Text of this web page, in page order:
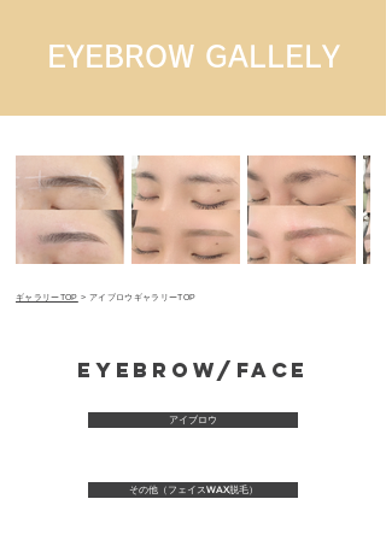
EYEBROW GALLELY
​ギャラリーTOP > アイブロウギャラリーTOP
EYEBROW/Face
アイブロウ
その他（フェイスWAX脱毛）